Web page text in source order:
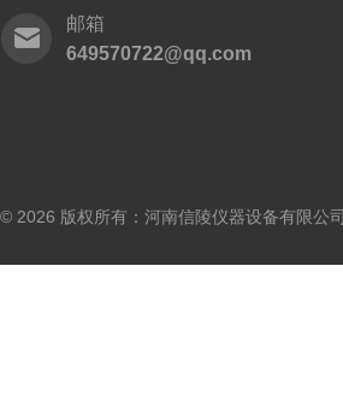
邮箱
649570722@qq.com
© 2026 版权所有：河南信陵仪器设备有限公